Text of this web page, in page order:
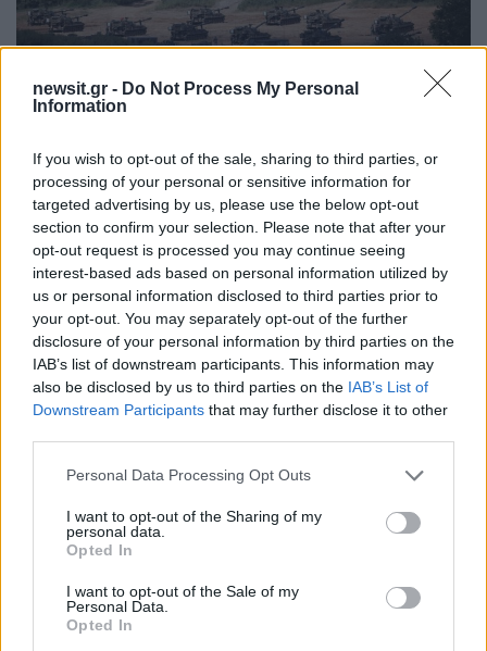
newsit.gr - Do Not Process My Personal
Information
If you wish to opt-out of the sale, sharing to third parties, or
processing of your personal or sensitive information for
targeted advertising by us, please use the below opt-out
section to confirm your selection. Please note that after your
opt-out request is processed you may continue seeing
interest-based ads based on personal information utilized by
us or personal information disclosed to third parties prior to
your opt-out. You may separately opt-out of the further
disclosure of your personal information by third parties on the
IAB’s list of downstream participants. This information may
also be disclosed by us to third parties on the IAB’s List of
Downstream Participants that may further disclose it to other
Please note that this website/app uses one or more Google
not limited to your visit or usage behaviour. You may click to
grant or deny consent to Google and its third-party tags to
use your data for below specified purposes in below Google
consent section.
Personal Data Processing Opt Outs
I want to opt-out of the Sharing of my
personal data.
Opted In
I want to opt-out of the Sale of my
Personal Data.
Opted In
Αν δηλαδή μπορεί να προχωρήσει στην
πυροδότηση μιας βόμβας υδρογόνου στην
ατμόσφαιρα για να καταστραφούν δίκτυα
ηλεκτροδότησης και άλλες υποδομές.
Φωτογραφίες: Reuters
ΔΙΑΦΗΜΙΣΗ